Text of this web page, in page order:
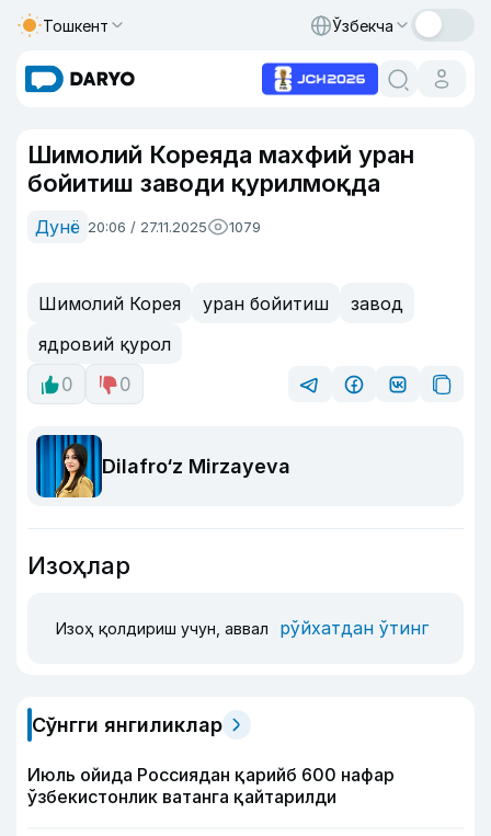
Тошкент Ўзбекча
Шимолий Кореяда махфий уран
бойитиш заводи қурилмоқда
Дунё 20:06 / 27.11.2025 1079
Шимолий Корея уран бойитиш
завод
ядровий қурол
0
0
Dilafro‘z Mirzayeva
Изоҳлар
Изоҳ қолдириш учун, аввал рўйхатдан ўтинг
Сўнгги янгиликлар
Июль ойида Россиядан қарийб 600 нафар
ўзбекистонлик ватанга қайтарилди